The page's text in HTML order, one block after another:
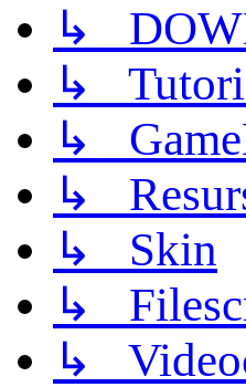
↳
↳
↳
↳
↳ Skin
↳
↳